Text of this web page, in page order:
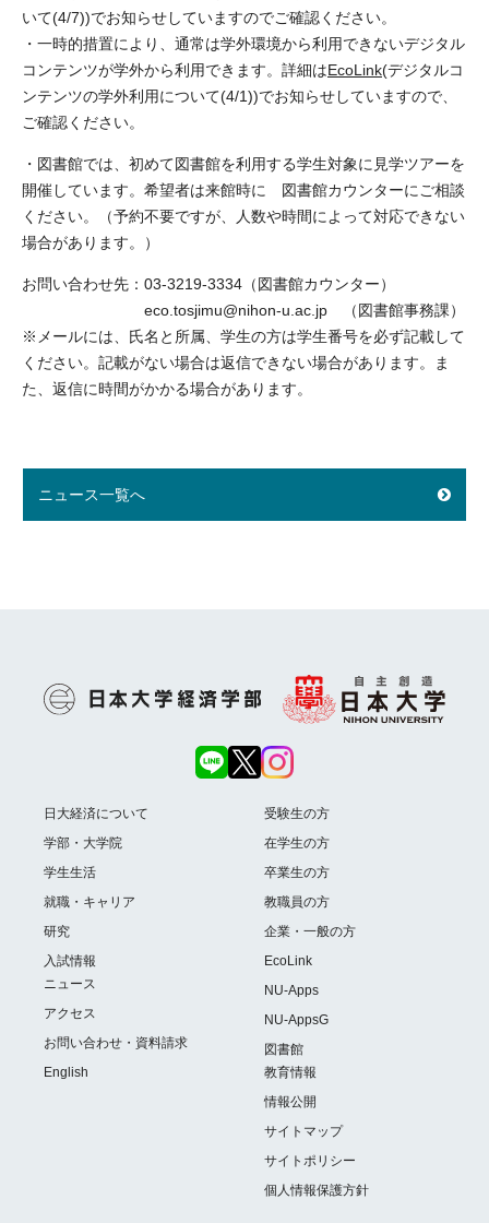
いて(4/7))でお知らせしていますのでご確認ください。
・一時的措置により、通常は学外環境から利用できないデジタル
コンテンツが学外から利用できます。詳細はEcoLink(デジタルコ
ンテンツの学外利用について(4/1))でお知らせしていますので、
ご確認ください。
・図書館では、初めて図書館を利用する学生対象に見学ツアーを
開催しています。希望者は来館時に 図書館カウンターにご相談
ください。（予約不要ですが、人数や時間によって対応できない
場合があります。）
お問い合わせ先：03-3219-3334（図書館カウンター）
eco.tosjimu@nihon-u.ac.jp （図書館事務課）
※メールには、氏名と所属、学生の方は学生番号を必ず記載して
ください。記載がない場合は返信できない場合があります。ま
た、返信に時間がかかる場合があります。
ニュース一覧へ
日大経済について
学部・大学院
学生生活
就職・キャリア
研究
入試情報
ニュース
アクセス
お問い合わせ・資料請求
English
受験生の方
在学生の方
卒業生の方
教職員の方
企業・一般の方
EcoLink
NU-Apps
NU-AppsG
図書館
教育情報
情報公開
サイトマップ
サイトポリシー
個人情報保護方針